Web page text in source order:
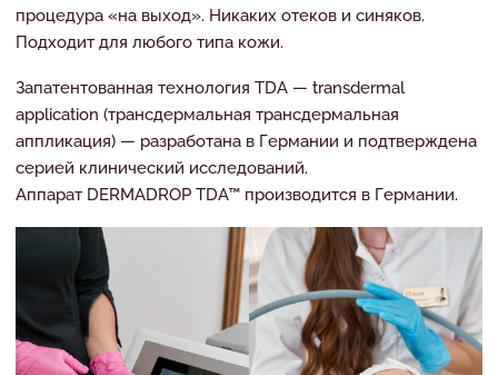
процедура «на выход». Никаких отеков и синяков.
Подходит для любого типа кожи.
Запатентованная технология TDA — transdermal
application (трансдермальная трансдермальная
аппликация) — разработана в Германии и подтверждена
серией клинический исследований.
Аппарат DERMADROP TDA™ производится в Германии.